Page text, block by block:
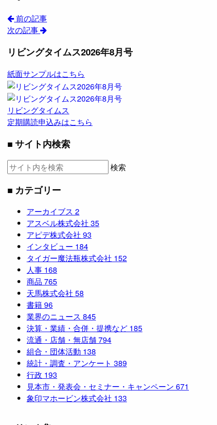
前の記事
次の記事
リビングタイムス2026年8月号
紙面サンプルはこちら
リビングタイムス
定期購読申込みはこちら
■ サイト内検索
検索
■ カテゴリー
アーカイブス 2
アスベル株式会社 35
アピデ株式会社 93
インタビュー 184
タイガー魔法瓶株式会社 152
人事 168
商品 765
天馬株式会社 58
書籍96
業界のニュース 845
決算・業績・合併・提携など 185
流通・店舗・無店舗794
組合・団体活動 138
統計・調査・アンケート 389
行政 193
見本市・発表会・セミナー・キャンペーン 671
象印マホービン株式会社 133